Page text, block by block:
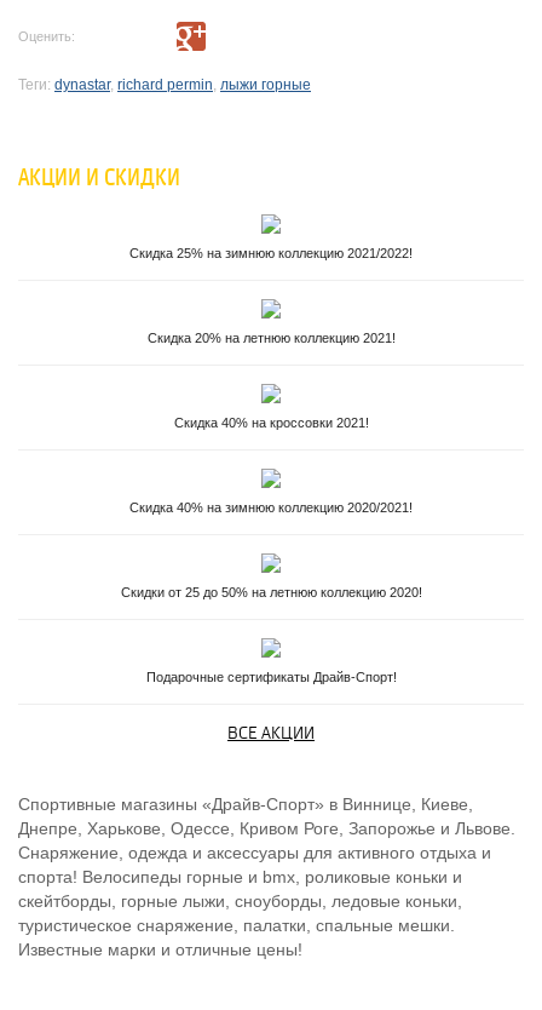
Оценить:
Теги: dynastar, richard permin, лыжи горные
АКЦИИ И СКИДКИ
Скидка 25% на зимнюю коллекцию 2021/2022!
Скидка 20% на летнюю коллекцию 2021!
Скидка 40% на кроссовки 2021!
Скидка 40% на зимнюю коллекцию 2020/2021!
Скидки от 25 до 50% на летнюю коллекцию 2020!
Подарочные сертификаты Драйв-Спорт!
ВСЕ АКЦИИ
Спортивные магазины «Драйв-Спорт» в Виннице, Киеве,
Днепре, Харькове, Одессе, Кривом Роге, Запорожье и Львове.
Снаряжение, одежда и аксессуары для активного отдыха и
спорта! Велосипеды горные и bmx, роликовые коньки и
скейтборды, горные лыжи, сноуборды, ледовые коньки,
туристическое снаряжение, палатки, спальные мешки.
Известные марки и отличные цены!